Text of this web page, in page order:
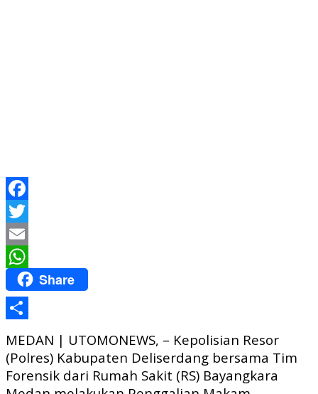
Facebook
Twitter
Email
WhatsApp
Share
MEDAN | UTOMONEWS, – Kepolisian Resor
(Polres) Kabupaten Deliserdang bersama Tim
Forensik dari Rumah Sakit (RS) Bayangkara